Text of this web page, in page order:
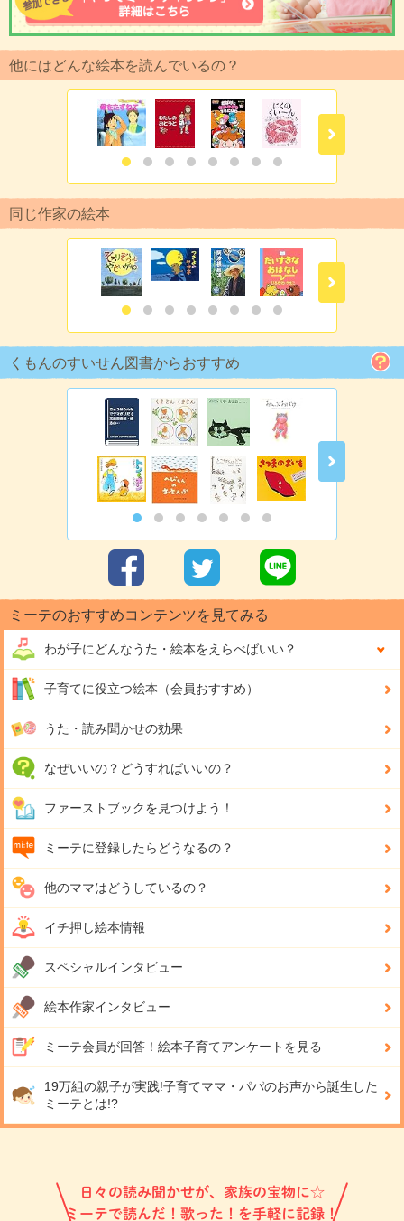
他にはどんな絵本を読んでいるの？
同じ作家の絵本
くもんのすいせん図書からおすすめ
ミーテのおすすめコンテンツを見てみる
わが子にどんなうた・絵本をえらべばいい？
子育てに役立つ絵本（会員おすすめ）
うた・読み聞かせの効果
なぜいいの？どうすればいいの？
ファーストブックを見つけよう！
ミーテに登録したらどうなるの？
他のママはどうしているの？
イチ押し絵本情報
スペシャルインタビュー
絵本作家インタビュー
ミーテ会員が回答！ 絵本子育てアンケートを見る
19万組の親子が実践!子育てママ・パパのお声から誕生した
ミーテとは!?
日々の読み聞かせが、家族の宝物に☆
ミーテで読んだ！歌った！を手軽に記録！